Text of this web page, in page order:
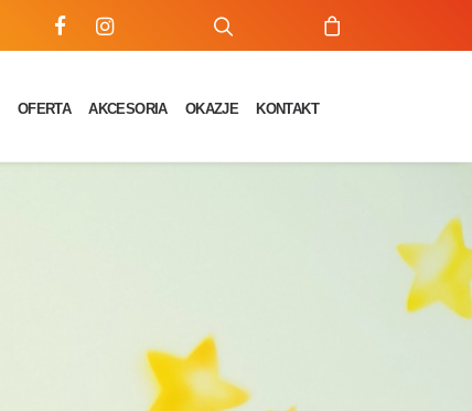
OFERTA AKCESORIA OKAZJE KONTAKT